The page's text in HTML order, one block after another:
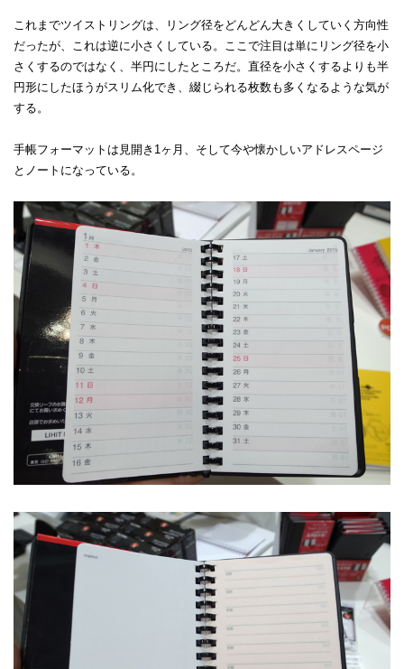
これまでツイストリングは、リング径をどんどん大きくしていく方向性
だったが、これは逆に小さくしている。ここで注目は単にリング径を小
さくするのではなく、半円にしたところだ。直径を小さくするよりも半
円形にしたほうがスリム化でき、綴じられる枚数も多くなるような気が
する。
手帳フォーマットは見開き1ヶ月、そして今や懐かしいアドレスページ
とノートになっている。